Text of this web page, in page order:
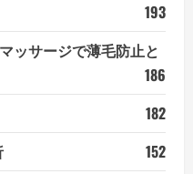
193
ッサージで薄毛防止と
186
182
152